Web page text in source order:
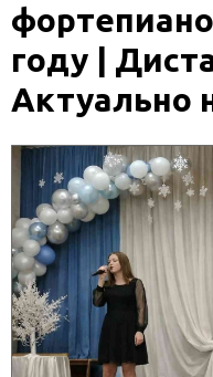
году |
Актуально